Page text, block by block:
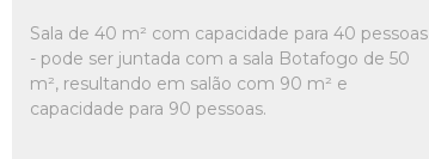
Sala de 40 m² com capacidade para 40 pessoas
- pode ser juntada com a sala Botafogo de 50
m², resultando em salão com 90 m² e
capacidade para 90 pessoas.